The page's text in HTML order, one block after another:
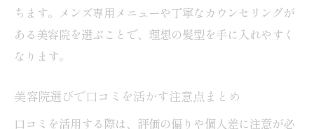
ちます。メンズ専用メニューや丁寧なカウンセリングが
ある美容院を選ぶことで、理想の髪型を手に入れやすく
なります。
美容院選びで口コミを活かす注意点まとめ
口コミを活用する際は、評価の偏りや個人差に注意が必